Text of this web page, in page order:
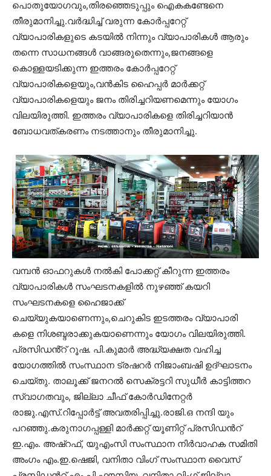
പൊതുയോഗവും,തിരഞ്ഞെടുപ്പും ഐകകണ്ടേനെ
തീരുമാനിച്ചു.വർദ്ധിച്ച് വരുന്ന കോർപ്പറേറ്റ്
വ്യാപാരികളുടെ കടയിൽ നിന്നും വ്യാപാരികൾ ആരും
തന്നെ സാധനങ്ങൾ വാങ്ങരുതെന്നും,ജനങ്ങളെ
കൊള്ളയടിക്കുന്ന ഇത്തരം കോർപ്പറേറ്റ്
വ്യാപാരികളെയും,വൻകിട ഹൈപ്പർ മാർക്കറ്റ്
വ്യാപാരികളെയും ജനം തിരിച്ചറിയണമെന്നും യോഗം
വിലയിരുത്തി. ഇത്തരം വ്യാപാരികളെ തിരിച്ചറിയാൻ
ബോധവത്കരണം നടത്താനും തീരുമാനിച്ചു.
വമ്പൻ ഓഫറുകൾ നൽകി പോക്കറ്റ് കീറുന്ന ഇത്തരം
വ്യാപാരികൾ സംഘടനകളിൽ നുഴഞ്ഞ് കയറി
സംഘടനകളെ ഹൈജാക്ക്
ചെയ്യുകയാണെന്നും,ചെറുകിട ഇടത്തരം വ്യാപാരി
കളെ നിശബ്ദരാക്കുകയാണെന്നും യോഗം വിലയിരുത്തി.
പ്രസിഡൻ്റ് റൂഷ. പി.കുമാർ അദ്ധ്യക്ഷത വഹിച്ച
യോഗത്തിൽ സംസ്ഥാന ട്രഷറർ നിജാംബഷി ഉദ്ഘാടനം
ചെയ്തു. താലൂക്ക് ജനറൽ സെക്രട്ടറി സുധീർ കാട്ടിത്തറ
സ്വാഗതവും, ജില്ലാ ചീഫ് കോർഡിനേറ്റർ
രാജു.എസ്.റിപ്പോർട്ട് അവതരിപ്പിച്ചു.രാജി.ഒ നന്ദി യും
പറഞ്ഞു.കരുനാഗപ്പള്ളി മാർക്കറ്റ് യൂണിറ്റ് പ്രസിഡൻറ്
ഇ.എം. അഷ്റഫ്, യുഎംസി സംസ്ഥാന നിർവാഹക സമിതി
അംഗം എം.ഇ.ഷെജി, വനിതാ വിംഗ് സംസ്ഥാന വൈസ്